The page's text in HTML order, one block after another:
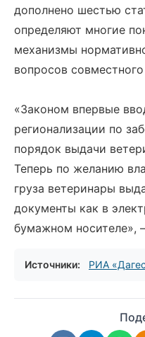
дополнено шестью
определяют многие
механизмы
вопросов
«Законом впервые
регионализации по
порядок выдачи
Теперь по желанию
груза ветеринары
документы как в
бумажном носителе»,
Источники: РИА